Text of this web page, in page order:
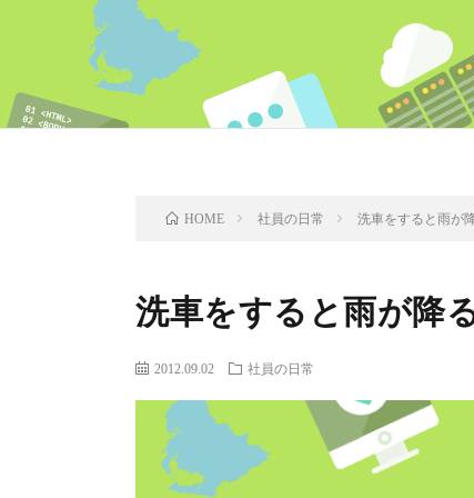
HOME 社員の日常 洗車をすると雨が
洗車をすると雨が降
2012.09.02 社員の日常